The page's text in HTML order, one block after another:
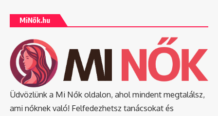
MiNők.hu
Üdvözlünk a Mi Nők oldalon, ahol mindent megtalálsz,
ami nőknek való! Felfedezhetsz tanácsokat és